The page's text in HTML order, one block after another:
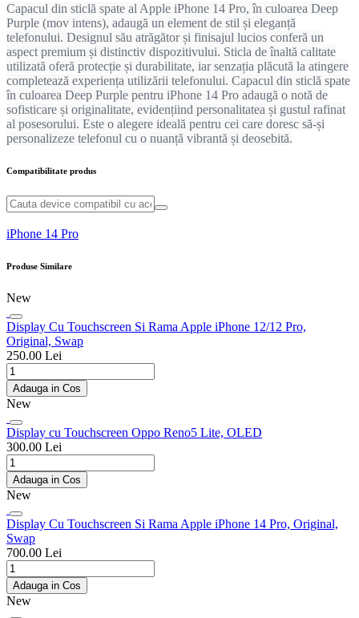
Capacul din sticlă spate al Apple iPhone 14 Pro, în culoarea Deep
Purple (mov intens), adaugă un element de stil și eleganță
telefonului. Designul său atrăgător și finisajul lucios conferă un
aspect premium și distinctiv dispozitivului. Sticla de înaltă calitate
utilizată oferă protecție și durabilitate, iar senzația plăcută la atingere
completează experiența utilizării telefonului. Capacul din sticlă spate
în culoarea Deep Purple pentru iPhone 14 Pro adaugă o notă de
sofisticare și originalitate, evidențiind personalitatea și gustul rafinat
al posesorului. Este o alegere ideală pentru cei care doresc să-și
personalizeze telefonul cu o nuanță vibrantă și deosebită.
Compatibilitate produs
iPhone 14 Pro
Produse Similare
New
Display Cu Touchscreen Si Rama Apple iPhone 12/12 Pro,
Original, Swap
250.00 Lei
Adauga in Cos
New
Display cu Touchscreen Oppo Reno5 Lite, OLED
300.00 Lei
Adauga in Cos
New
Display Cu Touchscreen Si Rama Apple iPhone 14 Pro, Original,
Swap
700.00 Lei
Adauga in Cos
New